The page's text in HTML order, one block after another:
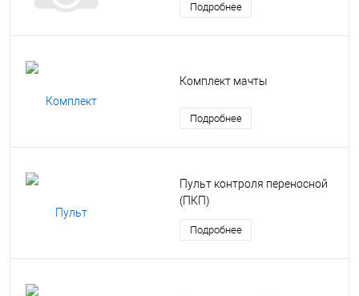
Подробнее
Комплект мачты
Подробнее
Пульт контроля переносной
(ПКП)
Подробнее